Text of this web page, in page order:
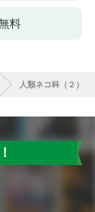
料
人類ネコ科（２）